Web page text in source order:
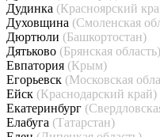
Дудинка (Красноярский
Духовщина (Смоленская
Дюртюли (Башкортостан)
Дятьково (Брянская область)
Евпатория (Крым)
Егорьевск (Московская
Ейск (Краснодарский край)
Екатеринбург
Елабуга (Татарстан)